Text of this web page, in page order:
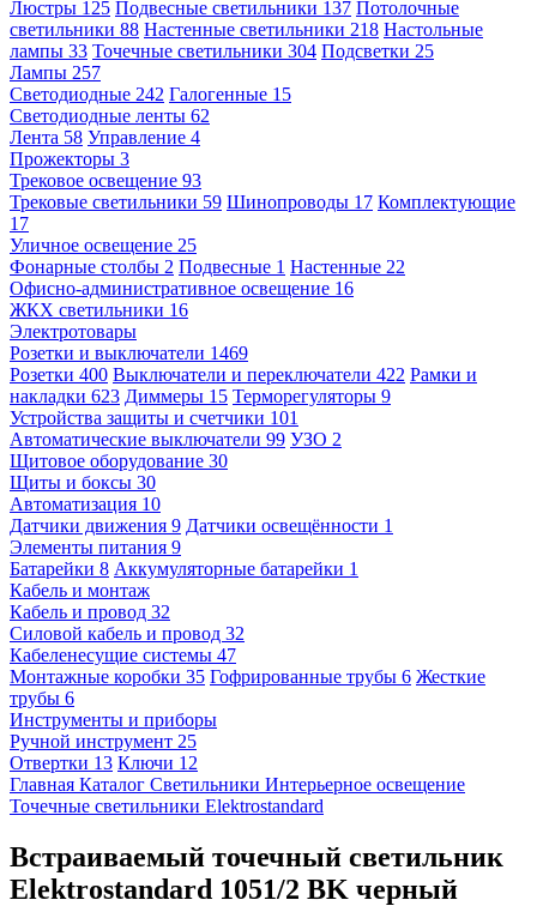
Люстры 125 Подвесные светильники 137 Потолочные
светильники 88 Настенные светильники 218 Настольные
лампы 33 Точечные светильники 304 Подсветки 25
Лампы 257
Светодиодные 242 Галогенные 15
Светодиодные ленты 62
Лента 58 Управление 4
Прожекторы 3
Трековое освещение 93
Трековые светильники 59 Шинопроводы 17 Комплектующие
17
Уличное освещение 25
Фонарные столбы 2 Подвесные 1 Настенные 22
Офисно-административное освещение 16
ЖКХ светильники 16
Электротовары
Розетки и выключатели 1469
Розетки 400 Выключатели и переключатели 422 Рамки и
накладки 623 Диммеры 15 Терморегуляторы 9
Устройства защиты и счетчики 101
Автоматические выключатели 99 УЗО 2
Щитовое оборудование 30
Щиты и боксы 30
Автоматизация 10
Датчики движения 9 Датчики освещённости 1
Элементы питания 9
Батарейки 8 Аккумуляторные батарейки 1
Кабель и монтаж
Кабель и провод 32
Силовой кабель и провод 32
Кабеленесущие системы 47
Монтажные коробки 35 Гофрированные трубы 6 Жесткие
трубы 6
Инструменты и приборы
Ручной инструмент 25
Отвертки 13 Ключи 12
Главная Каталог Светильники Интерьерное освещение
Точечные светильники Elektrostandard
Встраиваемый точечный светильник
Elektrostandard 1051/2 BK черный